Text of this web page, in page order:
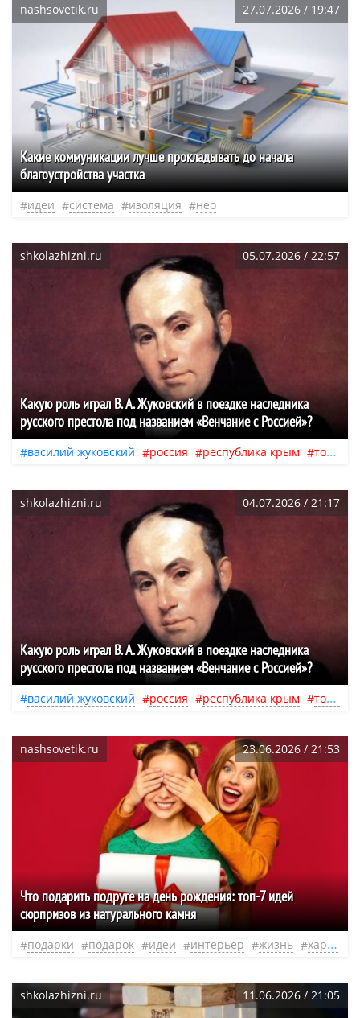
nashsovetik.ru 27.07.2026 / 19:47
Какие коммуникации лучше прокладывать до начала
благоустройства участка
идеи система изоляция нео
shkolazhizni.ru 05.07.2026 / 22:57
Какую роль играл В. А. Жуковский в поездке наследника
русского престола под названием «Венчание с Россией»?
василий жуковский россия республика крым тобольск
shkolazhizni.ru 04.07.2026 / 21:17
Какую роль играл В. А. Жуковский в поездке наследника
русского престола под названием «Венчание с Россией»?
василий жуковский россия республика крым тобольск
nashsovetik.ru 23.06.2026 / 21:53
Что подарить подруге на день рождения: топ-7 идей
сюрпризов из натурального камня
подарки подарок идеи интерьер жизнь характер
shkolazhizni.ru 11.06.2026 / 21:05